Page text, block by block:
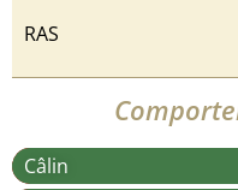
RAS
Câlin